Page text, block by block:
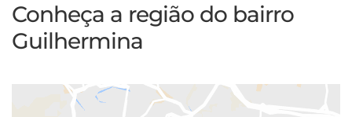
Conheça a região do bairro
Guilhermina